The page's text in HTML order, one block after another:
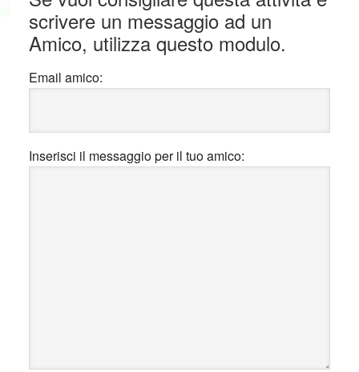
del
lettore
scrivere un messaggio ad un
Amico, utilizza questo modulo.
Email amico:
Inserisci il messaggio per il tuo amico: